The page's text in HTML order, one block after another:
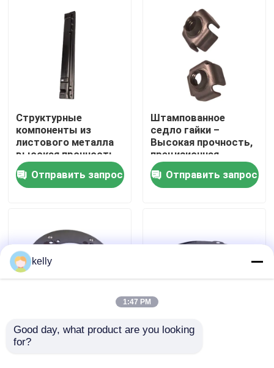
Продукты
VR - шоу
О нас
Проверка качества
промышленных
процессов
Структурные
компоненты из
листового металла
высокая прочность,
точное
изготовление,
устойчивость к
Отправить запрос
Штампованное
седло гайки –
Высокая прочность,
прецизионная
штамповка, прочная
сталь, простая
установка
Отправить запрос
Застегивающее
устройство для
Настраиваемая
kelly
1:47 PM
Good day, what product are you looking
for?